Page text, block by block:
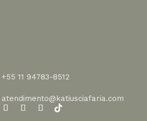
+55 11 94783-8512
atendimento@katiusciafaria.com